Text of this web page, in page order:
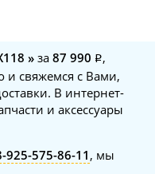
»за 87 990
,
и свяжемся с Вами,
В интернет-
и аксессуары
925-575-86-11 , мы